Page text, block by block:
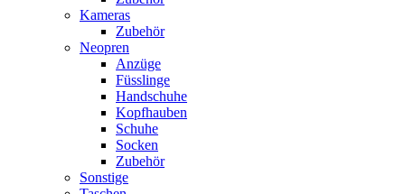
Kameras
Zubehör
Neopren
Anzüge
Füsslinge
Handschuhe
Kopfhauben
Schuhe
Socken
Zubehör
Sonstige